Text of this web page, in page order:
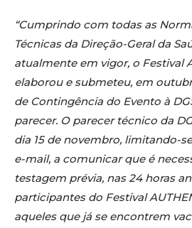
“Cumprindo com todas as
Técnicas da Direção-Geral da
atualmente em vigor, o Festival
elaborou e submeteu, em
de Contingência do Evento à
parecer. O parecer técnico da
dia 15 de novembro, limitando-
e-mail, a comunicar que é
testagem prévia, nas 24 horas
participantes do Festival
aqueles que já se encontrem